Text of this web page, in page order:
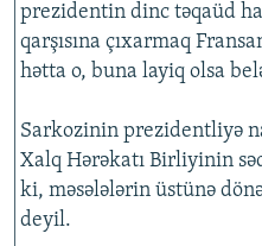
prezidentin dinc təqaüd
qarşısına çıxarmaq
hətta o, buna layiq olsa
Sarkozinin prezidentliyə
Xalq Hərəkatı Birliyinin
ki, məsələlərin üstünə
deyil.